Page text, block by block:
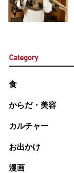
Category
食
からだ・美容
カルチャー
お出かけ
漫画